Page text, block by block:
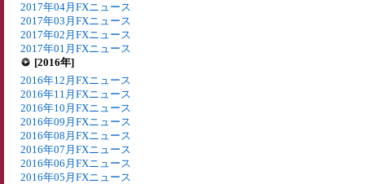
2017年04月FXニュース
2017年03月FXニュース
2017年02月FXニュース
2017年01月FXニュース
[2016年]
2016年12月FXニュース
2016年11月FXニュース
2016年10月FXニュース
2016年09月FXニュース
2016年08月FXニュース
2016年07月FXニュース
2016年06月FXニュース
2016年05月FXニュース